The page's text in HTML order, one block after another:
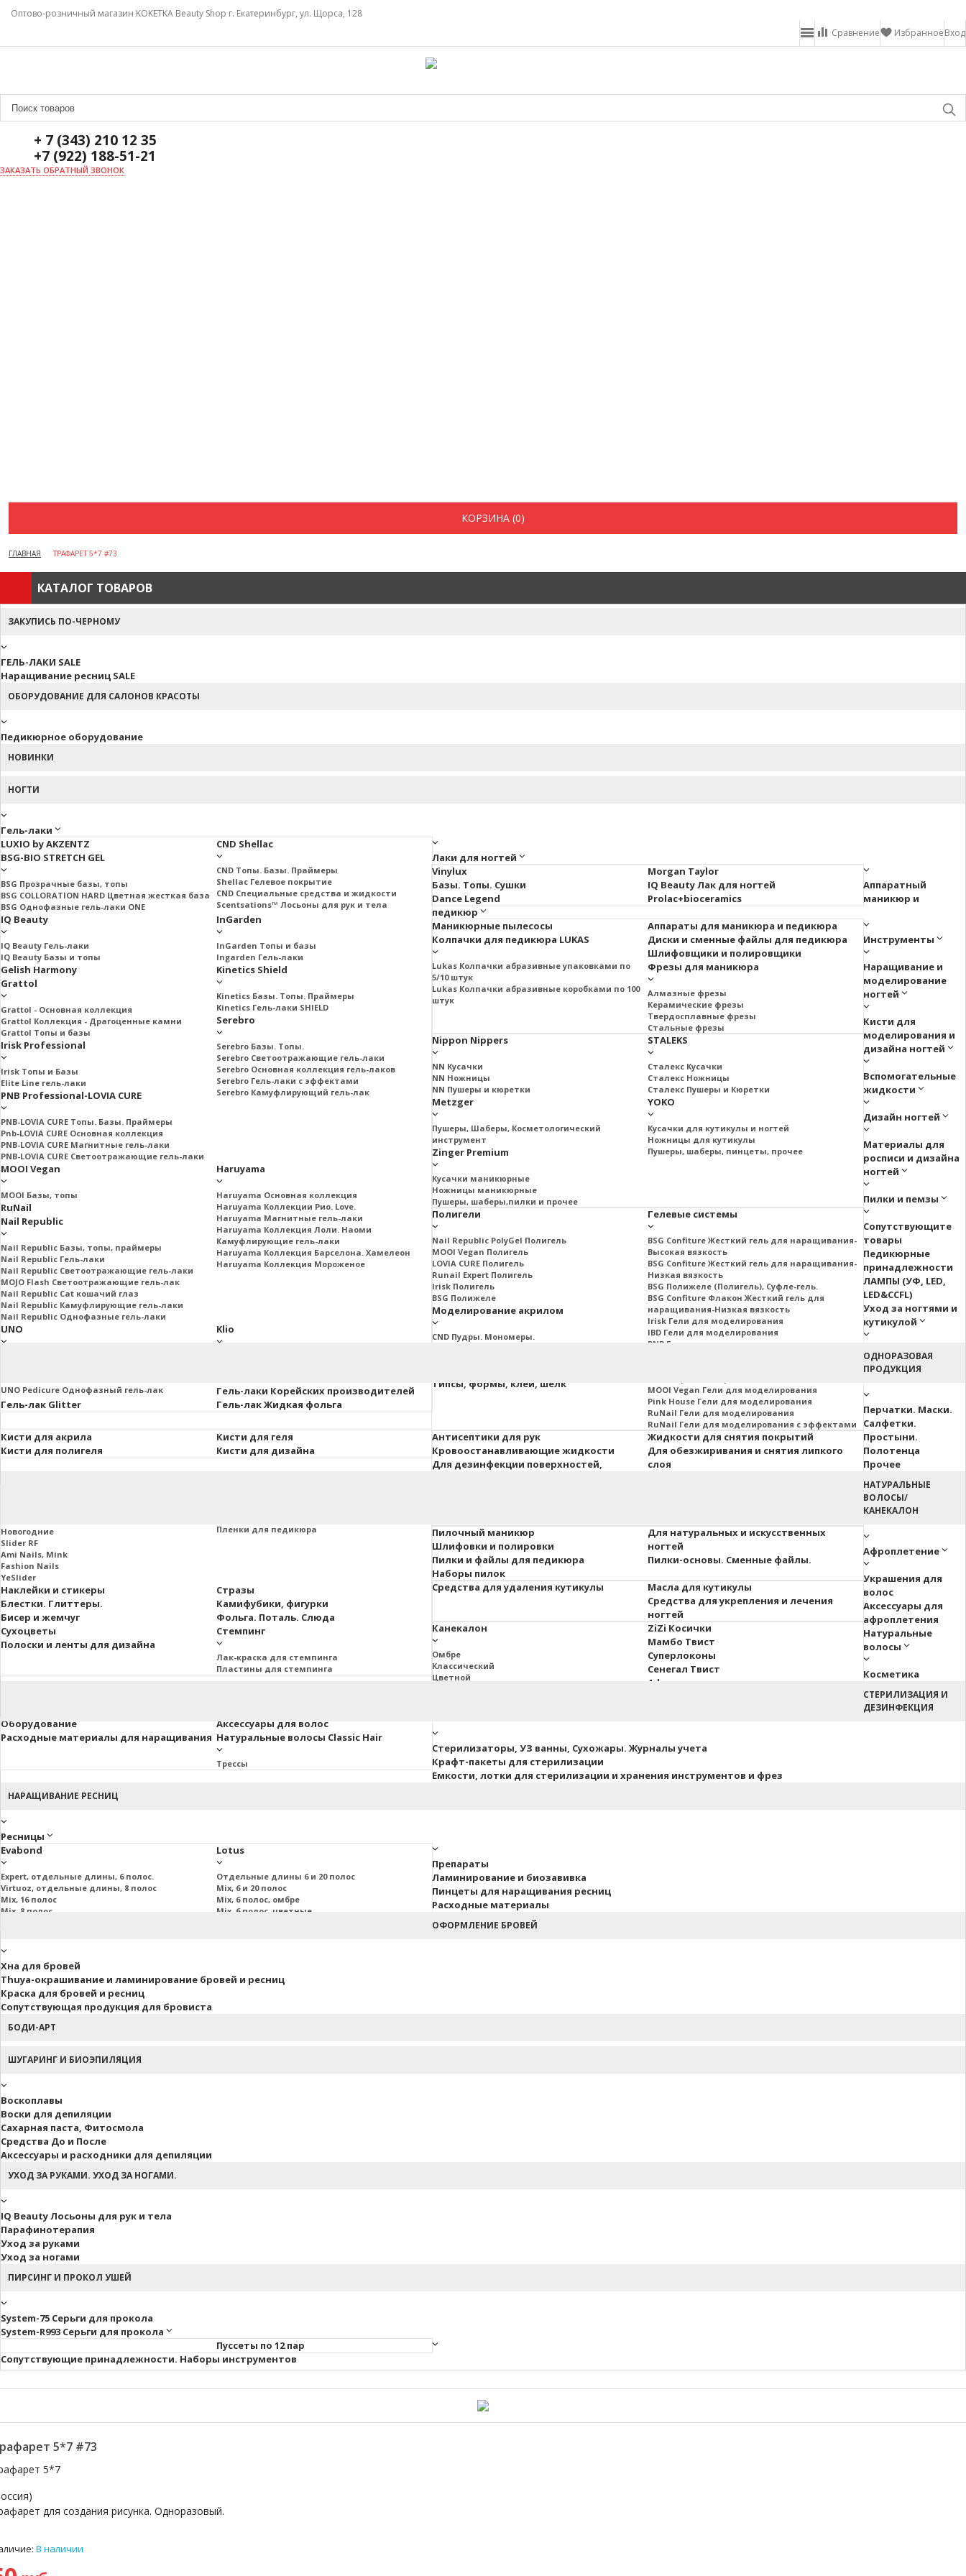
Оптово-розничный магазин KOKETKA Beauty Shop г. Екатеринбург, ул. Щорса, 128
Вход
Избранное
Сравнение
+ 7 (343) 210 12 35
+7 (922) 188-51-21
ЗАКАЗАТЬ ОБРАТНЫЙ ЗВОНОК
КОРЗИНА (0)
ГЛАВНАЯ ТРАФАРЕТ 5*7 #73
КАТАЛОГ ТОВАРОВ
ЗАКУПИСЬ ПО-ЧЕРНОМУ
ГЕЛЬ-ЛАКИ SALE
Наращивание ресниц SALE
ОБОРУДОВАНИЕ ДЛЯ САЛОНОВ КРАСОТЫ
Педикюрное оборудование
НОВИНКИ
НОГТИ
Гель-лаки
CND Shellac
CND Топы. Базы. Праймеры
Shellac Гелевое покрытие
CND Специальные средства и жидкости
Scentsations™ Лосьоны для рук и тела
LUXIO by AKZENTZ
BSG-BIO STRETCH GEL
BSG Прозрачные базы, топы
BSG COLLORATION HARD Цветная жесткая база
BSG Однофазные гель-лаки ONE
IQ Beauty
IQ Beauty Гель-лаки
IQ Beauty Базы и топы
InGarden
InGarden Топы и базы
Ingarden Гель-лаки
Gelish Harmony Kinetics Shield
Kinetics Базы. Топы. Праймеры
Kinetics Гель-лаки SHIELD
Grattol
Grattol - Oснoвнaя коллекция
Grattol Коллекция - Драгоценные камни
Grattol Топы и базы
Serebro
Serebro Базы. Топы.
Serebro Светоотражающие гель-лаки
Serebro Основная коллекция гель-лаков
Serebro Гель-лаки с эффектами
Serebro Камуфлирующий гель-лак
Irisk Professional
Irisk Топы и Базы
Elite Line гель-лаки
PNB Professional-LOVIA CURE
PNB-LOVIA CURE Топы. Базы. Праймеры
Pnb-LOVIA CURE Основная коллекция
PNB-LOVIA CURE Магнитные гель-лаки
PNB-LOVIA CURE Cветоотражающие гель-лаки
MOOI Vegan
MOOI Базы, топы
Haruyama
Haruyama Основная коллекция
Haruyama Коллекции Рио. Love.
Haruyama Магнитные гель-лаки
Haruyama Коллекция Лоли. Наоми
Камуфлирующие гель-лаки
Haruyama Коллекция Барселона. Хамелеон
Haruyama Коллекция Мороженое
RuNail
Nail Republic
Nail Republic Базы, топы, праймеры
Nail Republic Гель-лаки
Nail Republic Светоотражающие гель-лаки
MOJO Flash Светоотражающие гель-лак
Nail Republic Cat кошачий глаз
Nail Republic Камуфлирующие гель-лаки
Nail Republic Однофазные гель-лаки
UNO
UNO Pedicure Однофазный гель-лак
Klio
Гель-лаки Корейских производителей
Гель-лак Жидкая фольга
Гель-лак Glitter
Лаки для ногтей
Morgan Taylor
Vinylux
IQ Beauty Лак для ногтей
Prolac+bioceramics
Базы. Топы. Сушки
Dance Legend
Аппаратный
маникюр и
педикюр
Аппараты для маникюра и педикюра
Маникюрные пылесосы
Диски и сменные файлы для педикюра
Колпачки для педикюра LUKAS
Lukas Колпачки абразивные упаковками по
5/10 штук
Lukas Колпачки абразивные коробками по 100
штук
Шлифовщики и полировщики
Фрезы для маникюра
Алмазные фрезы
Керамические фрезы
Твердосплавные фрезы
Стальные фрезы
Инструменты
STALEKS
Сталекс Кусачки
Сталекс Ножницы
Сталекс Пушеры и Кюретки
Nippon Nippers
NN Кусачки
NN Ножницы
NN Пушеры и кюретки
YOKO
Кусачки для кутикулы и ногтей
Ножницы для кутикулы
Пушеры, шаберы, пинцеты, прочее
Metzger
Пушеры, Шаберы, Косметологический
инструмент
Zinger Premium
Кусачки маникюрные
Ножницы маникюрные
Пушеры, шаберы,пилки и прочее
Наращивание и
моделирование
ногтей
Гелевые системы
BSG Confiture Жесткий гель для наращивания-
Высокая вязкость
BSG Confiture Жесткий гель для наращивания-
Низкая вязкость
BSG Полижеле (Полигель), Суфле-гель.
BSG Confiture Флакон Жесткий гель для
наращивания-Низкая вязкость
Irisk Гели для моделирования
IBD Гели для моделирования
PNB Гели для моделирования
MOOI Vegan Гели для моделирования
Pink House Гели для моделирования
RuNail Гели для моделирования
RuNail Гели для моделирования с эффектами
Полигели
Nail Republic PolyGel Полигель
MOOI Vegan Полигель
LOVIA CURE Полигель
Runail Expert Полигель
Irisk Полигель
BSG Полижеле
Моделирование акрилом
CND Пудры. Мономеры.
Типсы, формы, клей, шелк
Кисти для
моделирования и
дизайна ногтей
Кисти для геля
Кисти для акрила
Кисти для дизайна
Кисти для полигеля
Вспомогательные
жидкости
Жидкости для снятия покрытий
Антисептики для рук
Для обезжиривания и снятия липкого
слоя
Кровоостанавливающие жидкости
Для дезинфекции поверхностей,
Дизайн ногтей
Пленки для педикюра
Новогодние
Slider RF
Ami Nails, Mink
Fashion Nails
YeSlider
Наклейки и стикеры
Стразы
Блестки. Глиттеры.
Камифубики, фигурки
Бисер и жемчуг
Фольга. Поталь. Слюда
Сухоцветы
Стемпинг
Лак-краска для стемпинга
Пластины для стемпинга
Полоски и ленты для дизайна
Материалы для
росписи и дизайна
ногтей
Пилки и пемзы
Для натуральных и искусственных
ногтей
Пилочный маникюр
Шлифовки и полировки
Пилки и файлы для педикюра
Пилки-основы. Сменные файлы.
Наборы пилок
Сопутствующите
товары
Педикюрные
принадлежности
ЛАМПЫ (УФ, LED,
LED&CCFL)
Уход за ногтями и
кутикулой
Масла для кутикулы
Средства для удаления кутикулы
Средства для укрепления и лечения
ногтей
ОДНОРАЗОВАЯ
ПРОДУКЦИЯ
Перчатки. Маски.
Салфетки.
Простыни.
Полотенца
Прочее
НАТУРАЛЬНЫЕ
ВОЛОСЫ/
КАНЕКАЛОН
Афроплетение
ZiZi Косички
Канекалон
Омбре
Классический
Цветной
Мамбо Твист
Суперлоконы
Сенегал Твист
Афрокосы
Украшения для
волос
Аксессуары для
афроплетения
Натуральные
волосы
Аксессуары для волос
Оборудование
Натуральные волосы Classic Hair
Трессы
Расходные материалы для наращивания
Косметика
СТЕРИЛИЗАЦИЯ И
ДЕЗИНФЕКЦИЯ
Стерилизаторы, УЗ ванны, Сухожары. Журналы учета
Крафт-пакеты для стерилизации
Емкости, лотки для стерилизации и хранения инструментов и фрез
НАРАЩИВАНИЕ РЕСНИЦ
Ресницы
Lotus
Отдельные длины 6 и 20 полос
Mix, 6 и 20 полос
Mix, 6 полос, омбре
Mix, 6 полос, цветные
Evabond
Expert, отдельные длины, 6 полос.
Virtuoz, отдельные длины, 8 полос
Mix, 16 полос
Mix, 8 полос
Препараты
Ламинирование и биозавивка
Пинцеты для наращивания ресниц
Расходные материалы
ОФОРМЛЕНИЕ БРОВЕЙ
Хна для бровей
Thuya-окрашивание и ламинирование бровей и ресниц
Краска для бровей и ресниц
Сопутствующая продукция для бровиста
БОДИ-АРТ
ШУГАРИНГ И БИОЭПИЛЯЦИЯ
Воскоплавы
Воски для депиляции
Сахарная паста, Фитосмола
Средства До и После
Аксессуары и расходники для депиляции
УХОД ЗА РУКАМИ. УХОД ЗА НОГАМИ.
IQ Beauty Лосьоны для рук и тела
Парафинотерапия
Уход за руками
Уход за ногами
ПИРСИНГ И ПРОКОЛ УШЕЙ
System-75 Серьги для прокола
System-R993 Серьги для прокола
Пуссеты по 12 пар
Cопутствующие принадлежности. Наборы инструментов
5*7 #73
5*7
для создания рисунка. Одноразовый.
В наличии